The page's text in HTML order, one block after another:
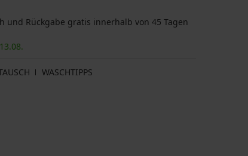
und Rückgabe gratis innerhalb von 45 Tagen
WASCHTIPPS